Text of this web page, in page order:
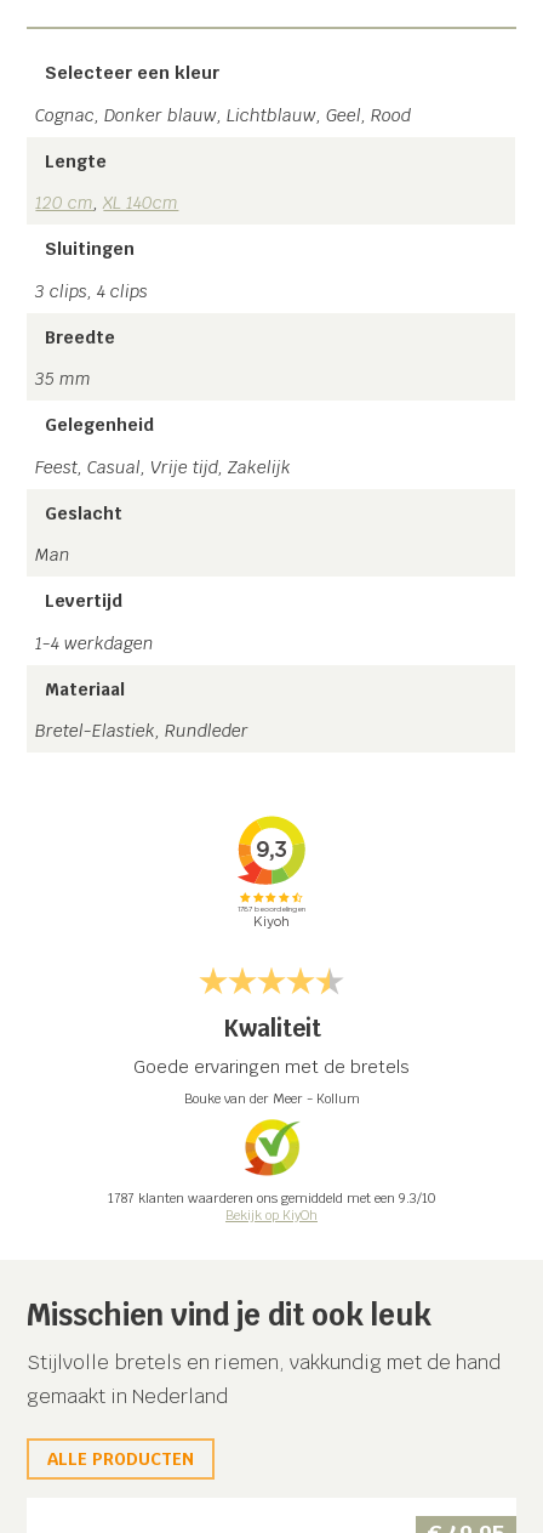
uit.
Het model is beschikbaar in verschillende kleuren en de
4 clip bretels is dit een metalen rugstuk. Zodat u deze naar
wens kunt verstellen.
Handgemaakt in Nederland met gratis verzending!
Selecteer een kleur
Cognac, Donker blauw, Lichtblauw, Geel, Rood
Lengte
120 cm,XL 140cm
Sluitingen
3 clips, 4 clips
Breedte
35 mm
Gelegenheid
Feest, Casual, Vrije tijd, Zakelijk
Geslacht
Man
Levertijd
1-4 werkdagen
Materiaal
Bretel-Elastiek, Rundleder
Kwaliteit
Goede ervaringen met de bretels
Bouke van der Meer - Kollum
1787 klanten waarderen ons gemiddeld met een 9.3/10
Bekijk op KiyOh
Misschien vind je dit ook leuk
Stijlvolle bretels en riemen, vakkundig met de hand
gemaakt in Nederland
ALLE PRODUCTEN